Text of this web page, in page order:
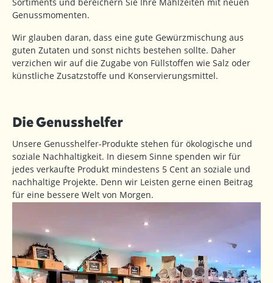
Genussmomenten.
Wir glauben daran, dass eine gute Gewürzmischung aus
guten Zutaten und sonst nichts bestehen sollte. Daher
verzichen wir auf die Zugabe von Füllstoffen wie Salz oder
künstliche Zusatzstoffe und Konservierungsmittel.
Die Genusshelfer
Unsere Genusshelfer-Produkte stehen für ökologische und
soziale Nachhaltigkeit. In diesem Sinne spenden wir für
jedes verkaufte Produkt mindestens 5 Cent an soziale und
nachhaltige Projekte. Denn wir Leisten gerne einen Beitrag
für eine bessere Welt von Morgen.